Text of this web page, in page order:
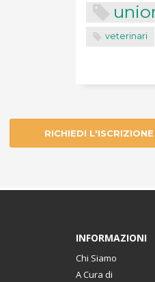
veterinari
RICHIEDI L'ISCRIZIONE
INFORMAZIONI
Chi Siamo
A Cura di